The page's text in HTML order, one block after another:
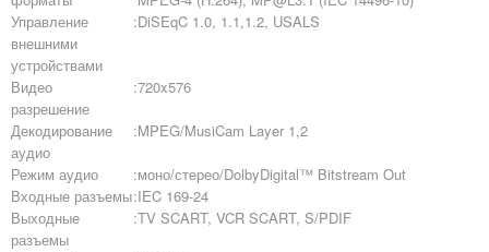
Управление
внешними
устройствами
:DiSEqC 1.0, 1.1,1.2, USALS
Видео
разрешение
:720x576
Декодирование
аудио
:MPEG/MusiCam Layer 1,2
Режим аудио :моно/стерео/DolbyDigital™ Bitstream Out
Входные разъемы:IEC 169-24
Выходные
разъемы
:TV SCART, VCR SCART, S/PDIF